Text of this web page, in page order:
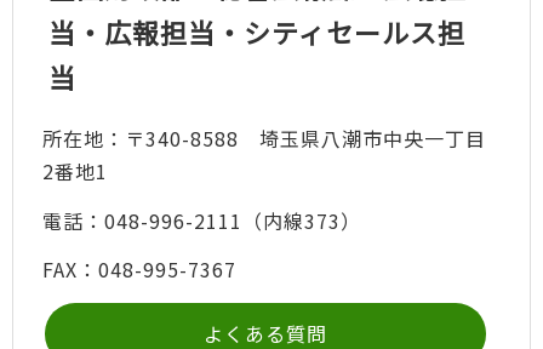
当・広報担当・シティセールス担
当
所在地：〒340-8588 埼玉県八潮市中央一丁目
2番地1
電話：048-996-2111（内線373）
FAX：048-995-7367
よくある質問